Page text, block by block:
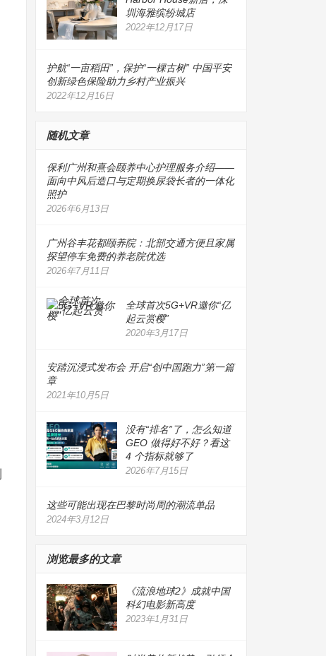
圳海雅缤纷城店
2022年12月17日
护航“一亩稻田”，保护“一棵古树” 中国平安
创新绿色保险助力乡村产业振兴
2022年12月16日
随机文章
保利广州和熹会颐养中心护理服务介绍——
面向中风后造口与定期换尿袋长者的一体化
照护
2026年6月13日
广州谷丰花都颐养院：北部交通方便且家属
探望停车免费的养老院优选
2026年7月11日
全球首次5G+VR邀你“亿
起云赏樱”
2020年3月17日
安踏沉浸式发布会 开启“创中国跑力”第一篇
章
2021年10月5日
没有“排名”了，怎么知道
GEO 做得好不好？看这
4 个指标就够了
2026年7月15日
这些可能出现在巴黎时尚周的潮流单品
2024年3月12日
浏览最多的文章
《流浪地球2》成就中国
科幻电影新高度
2023年1月31日